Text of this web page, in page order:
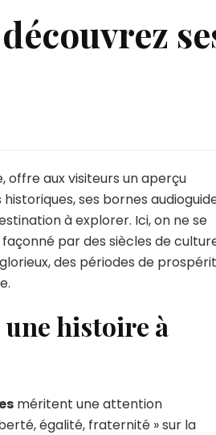
aux visiteurs un aperçu
ses bornes
à explorer. Ici, on ne se
par des siècles de
des périodes de
histoire à
méritent une attention
égalité, fraternité » sur la